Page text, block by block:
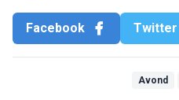
Facebook Twitter
Avond